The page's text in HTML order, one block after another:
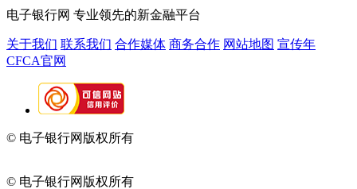
电子银行网 专业领先的新金融平台
关于我们 联系我们 合作媒体 商务合作 网站地图 宣传年
CFCA官网
© 电子银行网版权所有
© 电子银行网版权所有